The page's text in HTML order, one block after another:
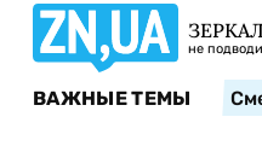
не
ВАЖНЫЕ ТЕМЫ